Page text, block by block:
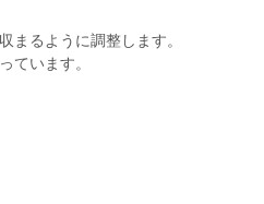
るように調整します。
ています。